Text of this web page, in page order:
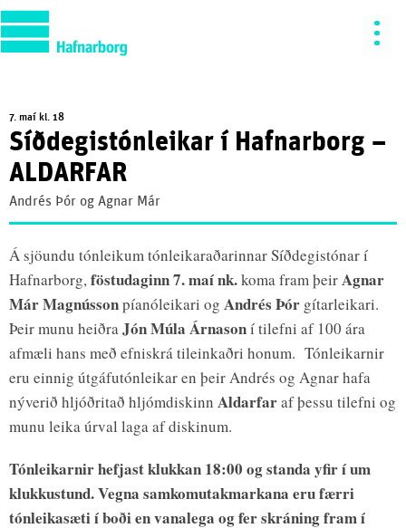
7. maí kl. 18
Síðdegistónleikar í Hafnarborg –
ALDARFAR
Andrés Þór og Agnar Már
Á sjöundu tónleikum tónleikaraðarinnar Síðdegistónar í
Hafnarborg,föstudaginn 7. maí nk.koma fram þeirAgnar
Már Magnússonpíanóleikari og Andrés Þór gítarleikari.
Þeir munu heiðraJón Múla Árnasoní tilefni af 100 ára
afmæli hans með efniskrá tileinkaðri honum. Tónleikarnir
eru einnig útgáfutónleikar en þeir Andrés og Agnar hafa
nýverið hljóðritað hljómdiskinn Aldarfaraf þessu tilefni og
munu leika úrval laga af diskinum.
Tónleikarnir hefjast klukkan 18:00 og standa yfir í um
klukkustund.Vegna samkomutakmarkana eru færri
tónleikasæti í boði en vanalega og fer skráning fram í